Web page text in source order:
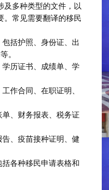
及多种类型的文件，以
。常见需要翻译的移民
包括护照、身份证、出
。
学历证书、成绩单、学
工作合同、在职证明、
单、财务报表、税务证
告、疫苗接种证明、健
括各种移民申请表格和